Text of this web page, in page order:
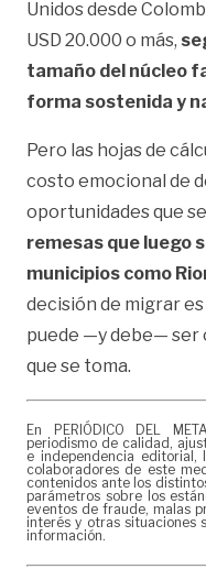
Unidos desde
USD 20.000 o más,
tamaño del núcleo
forma sostenida y
Pero las hojas de
costo emocional de
oportunidades que
remesas que luego
municipios como
decisión de migrar
puede —y debe— ser
que se toma.
En PERIÓDICO DEL
periodismo de calidad,
e independencia
colaboradores de este
contenidos ante los
parámetros sobre los
eventos de fraude, malas
interés y otras situaciones
información.